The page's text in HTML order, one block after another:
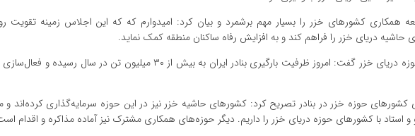
کشورهای خزر را بسیار مهم برشمرد و بیان کرد: امیدوارم که که این اجلاس زمینه تقویت
دریای خزر را فراهم کند و به افزایش رفاه ساکنان منطقه کمک نماید.
وی با اشاره به ظرفیت بنادر ایران در حوزه دریای خزر گفت: امروز ظرفیت بارگیری بنادر ایران به بیش از ۳۰
کشورهای حوزه خزر در بنادر تصریح کرد: کشورهای حاشیه خزر نیز در این حوزه سرمایه‌گذاری کرده‌اند و
استاد با کشورهای حوزه دریای خزر را داریم. دیگر حوزه‌های همکاری مشترک نیز آماده مذاکره و اقدام